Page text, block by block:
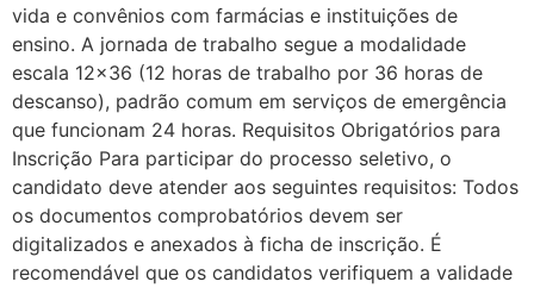
vida e convênios com farmácias e instituições de
ensino. A jornada de trabalho segue a modalidade
escala 12×36 (12 horas de trabalho por 36 horas de
descanso), padrão comum em serviços de emergência
que funcionam 24 horas. Requisitos Obrigatórios para
Inscrição Para participar do processo seletivo, o
candidato deve atender aos seguintes requisitos: Todos
os documentos comprobatórios devem ser
digitalizados e anexados à ficha de inscrição. É
recomendável que os candidatos verifiquem a validade